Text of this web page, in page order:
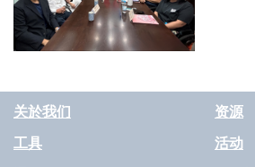
关於我们 资源
工具 活动